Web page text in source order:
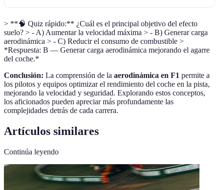
> **🧠 Quiz rápido:** ¿Cuál es el principal objetivo del efecto
suelo? > - A) Aumentar la velocidad máxima > - B) Generar carga
aerodinámica > - C) Reducir el consumo de combustible >
*Respuesta: B — Generar carga aerodinámica mejorando el agarre
del coche.*
Conclusión: La comprensión de la aerodinámica en F1 permite a
los pilotos y equipos optimizar el rendimiento del coche en la pista,
mejorando la velocidad y seguridad. Explorando estos conceptos,
los aficionados pueden apreciar más profundamente las
complejidades detrás de cada carrera.
Artículos similares
Continúa leyendo